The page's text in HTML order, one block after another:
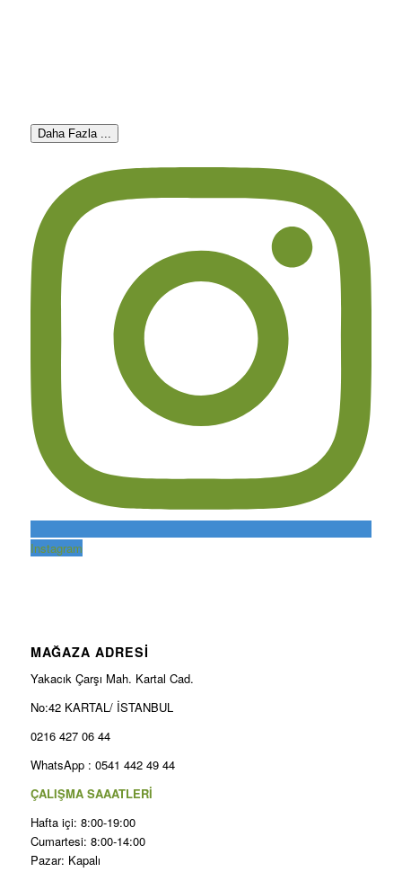
Daha Fazla ...
Instagram
MAĞAZA ADRESİ
Yakacık Çarşı Mah. Kartal Cad.
No:42 KARTAL/ İSTANBUL
0216 427 06 44
WhatsApp : 0541 442 49 44
ÇALIŞMA SAAATLERİ
Hafta içi: 8:00-19:00
Cumartesi: 8:00-14:00
Pazar: Kapalı